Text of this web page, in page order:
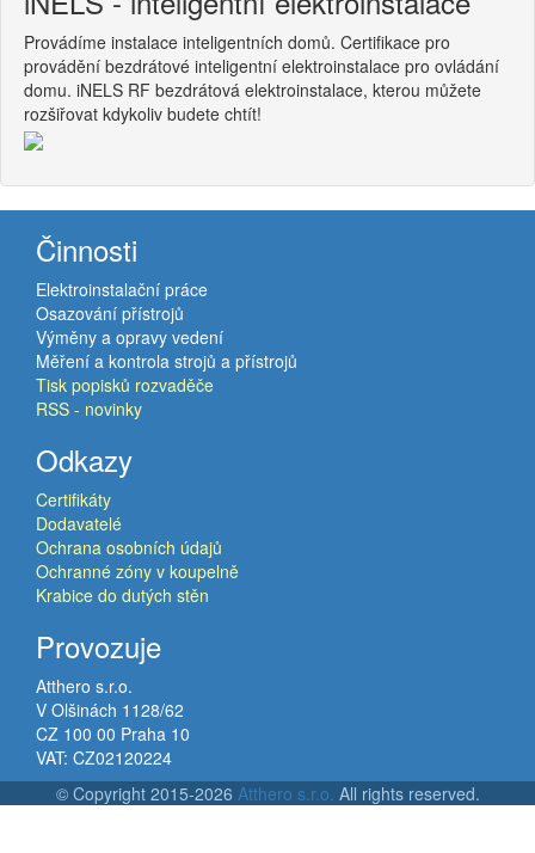
Provádíme instalace inteligentních domů. Certifikace pro
provádění bezdrátové inteligentní elektroinstalace pro ovládání
domu. iNELS RF bezdrátová elektroinstalace, kterou můžete
rozšiřovat kdykoliv budete chtít!
Činnosti
Elektroinstalační práce
Osazování přístrojů
Výměny a opravy vedení
Měření a kontrola strojů a přístrojů
Tisk popisků rozvaděče
RSS - novinky
Odkazy
Certifikáty
Dodavatelé
Ochrana osobních údajů
Ochranné zóny v koupelně
Krabice do dutých stěn
Provozuje
Atthero s.r.o.
V Olšinách 1128/62
CZ 100 00 Praha 10
VAT: CZ02120224
© Copyright 2015-2026 Atthero s.r.o. All rights reserved.